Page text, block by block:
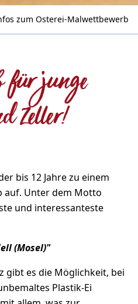
zum Osterei-Malwettbewerb
für junge
Zeller!
bis 12 Jahre zu einem
auf. Unter dem Motto
und interessanteste
(Mosel)"
gibt es die Möglichkeit, bei
Plastik-Ei